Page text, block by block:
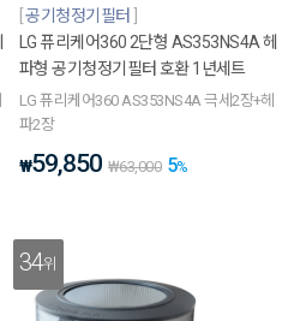
공기청정기필터
LG 퓨리케어360 2단형 AS353NS4A 헤
파형 공기청정기필터 호환 1년세트
LG 퓨리케어360 AS353NS4A 극세2장+헤
파2장
₩59,850 ₩63,000 5%
34위